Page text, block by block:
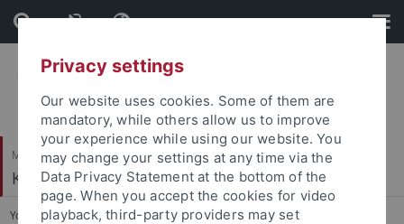
Skip
to
content
Skip
to
footer
Mathematisch-Naturwissenschaftliche Fakultät
Kommunikationsnetze
You are here: Startseite ... Internet-Praktikum II
Privacy settings
Our website uses cookies. Some of them are
mandatory, while others allow us to improve
your experience while using our website. You
may change your settings at any time via the
Data Privacy Statement at the bottom of the
page. When you accept the cookies for video
playback, third-party providers may set